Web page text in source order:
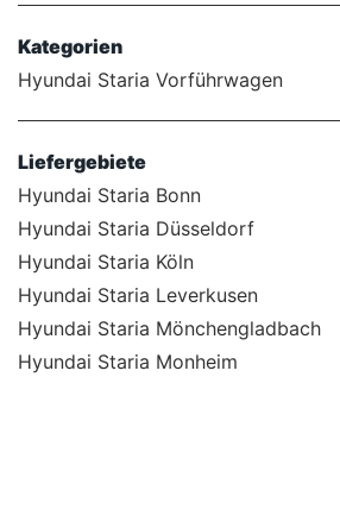
Kategorien
Hyundai Staria Vorführwagen
Liefergebiete
Hyundai Staria Bonn
Hyundai Staria Düsseldorf
Hyundai Staria Köln
Hyundai Staria Leverkusen
Hyundai Staria Mönchengladbach
Hyundai Staria Monheim